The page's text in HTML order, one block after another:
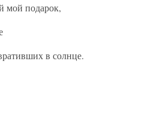
мой подарок,
в солнце.